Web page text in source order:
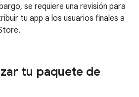
se requiere una revisión para
tu app a los usuarios finales a
tu paquete de